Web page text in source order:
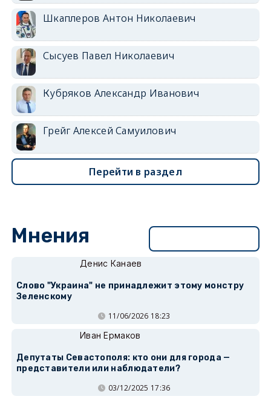
Шкаплеров Антон Николаевич
Сысуев Павел Николаевич
Кубряков Александр Иванович
Грейг Алексей Самуилович
Перейти в раздел
Мнения
Денис Канаев
Слово "Украина" не принадлежит этому монстру
Зеленскому
11/06/2026 18:23
Иван Ермаков
Депутаты Севастополя: кто они для города —
представители или наблюдатели?
03/12/2025 17:36